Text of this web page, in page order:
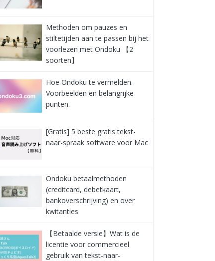
Methoden om pauzes en
stiltetijden aan te passen bij het
voorlezen met Ondoku 【2
soorten】
Hoe Ondoku te vermelden.
Voorbeelden en belangrijke
punten.
[Gratis] 5 beste gratis tekst-
naar-spraak software voor Mac
Ondoku betaalmethoden
(creditcard, debetkaart,
bankoverschrijving) en over
kwitanties
【Betaalde versie】Wat is de
licentie voor commercieel
gebruik van tekst-naar-